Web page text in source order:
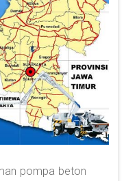
pompa beton